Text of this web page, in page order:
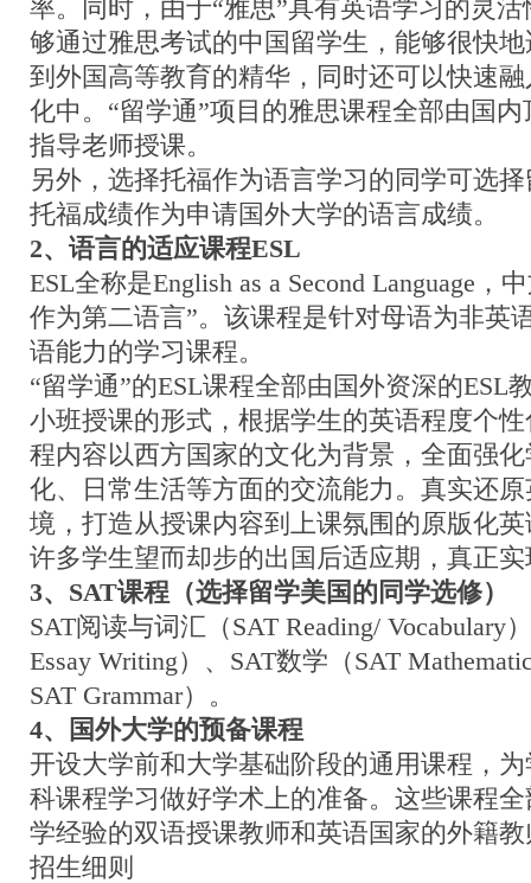
率。同时，由于“雅思”具有英语学习的灵
够通过雅思考试的中国留学生，能够很快
到外国高等教育的精华，同时还可以快速
化中。“留学通”项目的雅思课程全部由国
指导老师授课。
另外，选择托福作为语言学习的同学可选
托福成绩作为申请国外大学的语言成绩。
2、语言的适应课程ESL
ESL全称是English as a Second Language，
作为第二语言”。该课程是针对母语为非英
语能力的学习课程。
“留学通”的ESL课程全部由国外资深的ESL
小班授课的形式，根据学生的英语程度个
程内容以西方国家的文化为背景，全面强
化、日常生活等方面的交流能力。真实还
境，打造从授课内容到上课氛围的原版化
许多学生望而却步的出国后适应期，真正
3、 SAT课程（选择留学美国的同学选修）
SAT阅读与词汇（SAT Reading/ Vocabulary
Essay Writing）、SAT数学（SAT
SAT Grammar）。
4、国外大学的预备课程
开设大学前和大学基础阶段的通用课程，
科课程学习做好学术上的准备。这些课程
学经验的双语授课教师和英语国家的外籍
招生细则